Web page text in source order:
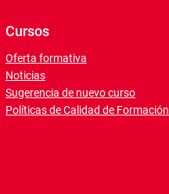
Cursos
Oferta formativa
Noticias
Sugerencia de nuevo curso
Políticas de Calidad de Formación